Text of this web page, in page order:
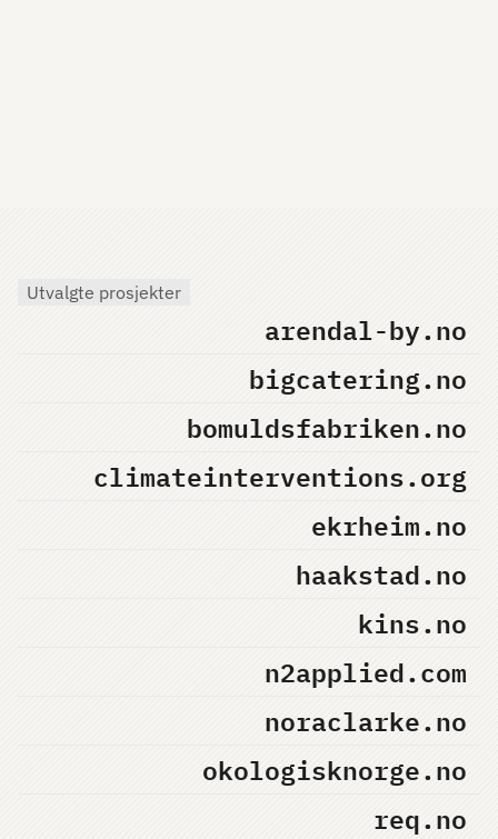
Utvalgte prosjekter
arendal-by.no
bigcatering.no
bomuldsfabriken.no
climateinterventions.org
ekrheim.no
haakstad.no
kins.no
n2applied.com
noraclarke.no
okologisknorge.no
req.no